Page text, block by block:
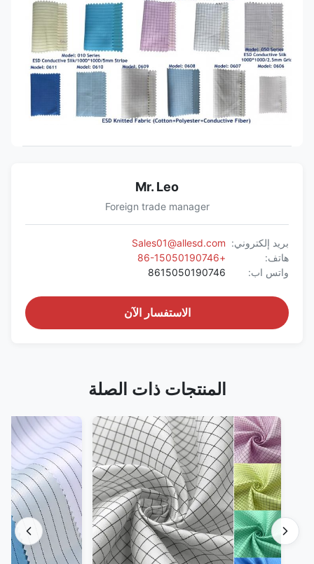
Mr. Leo
Foreign trade manager
بريد إلكتروني: Sales01@allesd.com
هاتف:
+86-15050190746
واتس اب:
8615050190746
الاستفسار الآن
المنتجات ذات الصلة